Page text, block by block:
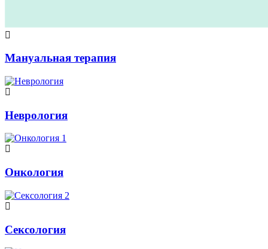
Мануальная терапия
Неврология
Онкология
Сексология